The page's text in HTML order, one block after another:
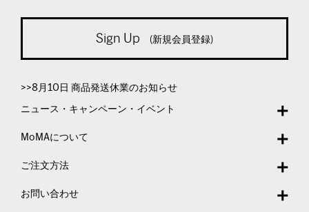
Sign Up (新規会員登録)
>>8月10日 商品発送休業のお知らせ
ニュース・キャンペーン・イベント
MoMAについて
ご注文方法
お問い合わせ